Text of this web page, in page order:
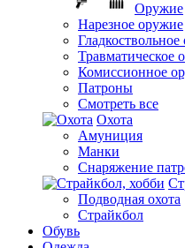
Оружие
Нарезное оружие
Комиссионное
Патроны
Смотреть все
Охота
Амуниция
Манки
Снаряжение
Подводная охота
Страйкбол
Обувь